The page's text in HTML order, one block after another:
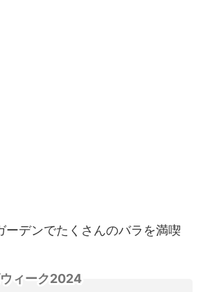
ーデンでたくさんのバラを満喫
ィーク2024